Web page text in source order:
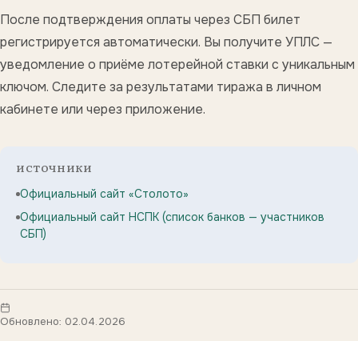
После подтверждения оплаты через СБП билет
регистрируется автоматически. Вы получите УПЛС —
уведомление о приёме лотерейной ставки с уникальным
ключом. Следите за результатами тиража в личном
кабинете или через приложение.
ИСТОЧНИКИ
Официальный сайт «Столото»
Официальный сайт НСПК (список банков — участников
СБП)
Обновлено: 02.04.2026